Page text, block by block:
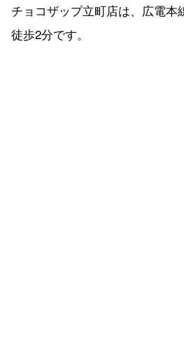
チョコザップ立町店は、広電
徒歩2分です。